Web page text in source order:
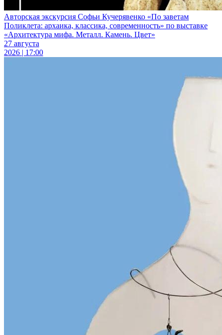
Авторская экскурсия Софьи Кучерявенко «По заветам
Поликлета: архаика, классика, современность» по выставке
«Архитектура мифа. Металл. Камень. Цвет»
27 августа
2026 | 17:00